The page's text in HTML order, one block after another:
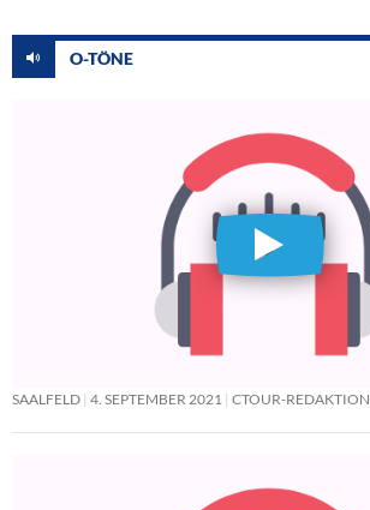
O-TÖNE
SAALFELD 4. SEPTEMBER 2021 CTOUR-REDAKTION